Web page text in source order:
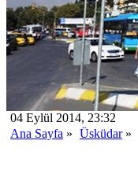
04 Eylül 2014, 23:32
Ana Sayfa » Üsküdar»